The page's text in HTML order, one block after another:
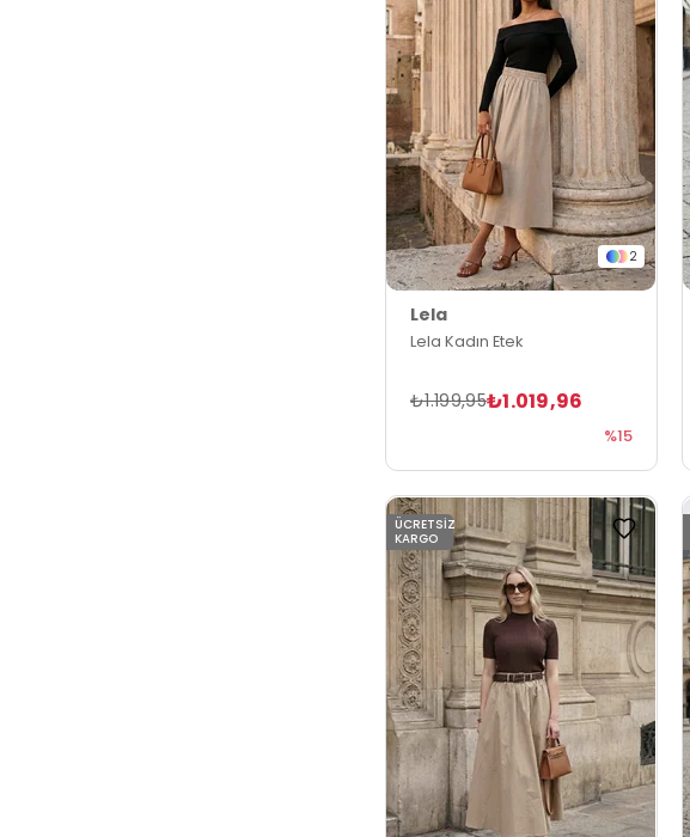
2
Lela
Lela Kadın Etek
₺1.019,96
₺1.199,95
%15
ÜCRETSIZ
KARGO